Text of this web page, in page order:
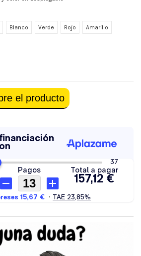
Blanco Verde Rojo Amarillo
el producto